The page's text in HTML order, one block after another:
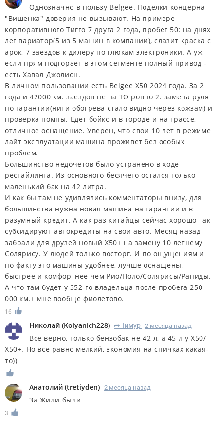
Однозначно в пользу Belgee. Поделки концерна
"Вишенка" доверия не вызывают. На примере
корпоративного Тигго 7 друга 2 года, пробег 50: на днях
лег вариатор(5 из 5 машин в компании), слазит краска с
арок, 7 заездов к дилеру по глюкам электроники. А уж
если прям подгорает в этом сегменте полный привод -
есть Хавал Джолион.
В личном пользовании есть Belgee X50 2024 года. За 2
года и 42000 км. заездов не на ТО ровно 2: замена руля
по гарантии(нити обогрева стало видно через кожзам) и
проверка помпы. Едет бойко и в городе и на трассе,
отличное оснащение. Уверен, что свои 10 лет в режиме
лайт эксплуатации машина проживет без особых
проблем.
Большинство недочетов было устранено в ходе
рестайлинга. Из основного бесячего остался только
маленький бак на 42 литра.
И как бы там не удивлялись комментаторы внизу, для
большинства нужна новая машина на гарантии и в
разумный кредит. А как раз китайцы сейчас хорошо так
субсидируют автокредиты на свои авто. Месяц назад
забрали для друзей новый X50+ на замену 10 летнему
Солярису. У людей только восторг. И по ощущениям и
по факту это машины удобнее, лучше оснащены,
быстрее и комфортнее чем Рио/Поло/Солярисы/Рапиды.
А что там будет у 352-го владельца после пробега 250
000 км.+ мне вообще фиолетово.
16
Николай (Kolyanich228) R Тимур 2 месяца назад
Всё верно, только бензобак не 42 л, а 45 л у Х50/
Х50+. Но все равно мелкий, экономия на спичках какая-
то))
Анатолий (tretiyden) 2 месяца назад
За Жили-были.
3